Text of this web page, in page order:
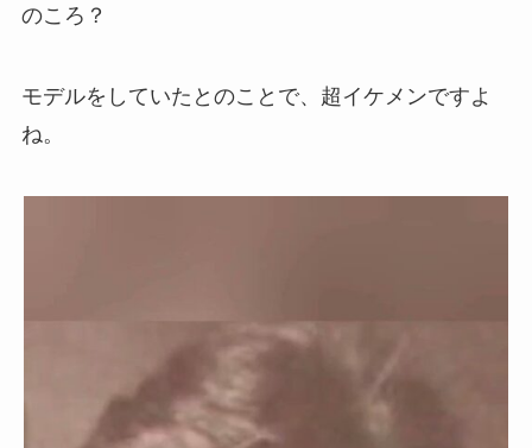
のころ？
モデルをしていたとのことで、超イケメンですよ
ね。